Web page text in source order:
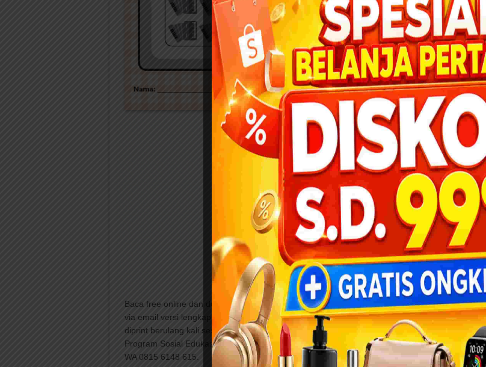
Baca free online dan downloadWorkbook 10 Menit Pintar Matematika TK A-Bsecara legal
via email versi lengkap dengan kualitas cetak/print isi 68 halaman dapat dibaca offline dan
diprint berulang kali sesuai kebutuhan dengan donasi infaq Rp 50 ribu untuk membantu
Program Sosial Edukasi Literasi Gerakan Indonesia Berbagi Sejuta Buku Digital Free Online ke
WA 0815 6148 615.